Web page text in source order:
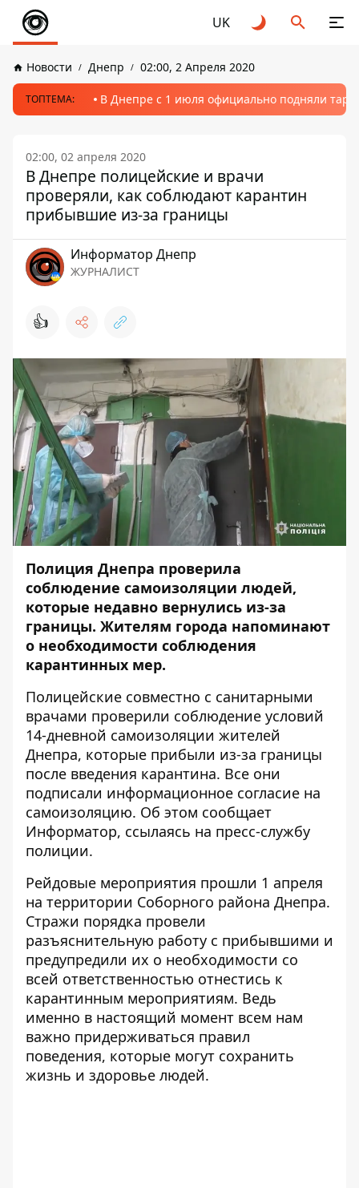
UK
Новости Днепр 02:00, 2 Апреля 2020
ТОПТЕМА: В Днепре с 1 июля официально подняли
02:00, 02 апреля 2020
В Днепре полицейские и врачи
проверяли, как соблюдают карантин
прибывшие из-за границы
Информатор Днепр
ЖУРНАЛИСТ
👍
Полиция Днепра проверила
соблюдение самоизоляции людей,
которые недавно вернулись из-за
границы. Жителям города напоминают
о необходимости соблюдения
карантинных мер.
Полицейские совместно с санитарными
врачами проверили соблюдение условий
14-дневной самоизоляции жителей
Днепра, которые прибыли из-за границы
после введения карантина. Все они
подписали информационное согласие на
самоизоляцию. Об этом сообщает
Информатор, ссылаясь на пресс-службу
полиции.
Рейдовые мероприятия прошли 1 апреля
на территории Соборного района Днепра.
Стражи порядка провели
разъяснительную работу с прибывшими и
предупредили их о необходимости со
всей ответственностью отнестись к
карантинным мероприятиям. Ведь
именно в настоящий момент всем нам
важно придерживаться правил
поведения, которые могут сохранить
жизнь и здоровье людей.